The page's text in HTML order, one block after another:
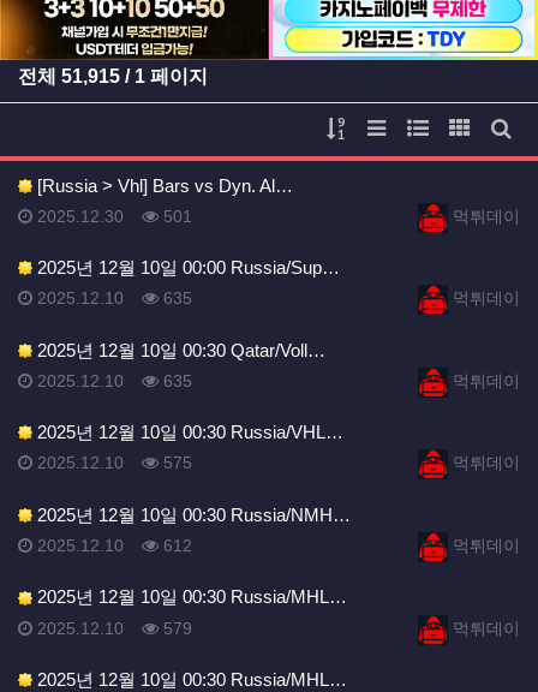
등록일 등록일
전체 51,915 / 1 페이지
게시물 정렬
리스트 스타일
웹진 스타일
갤러리
게
[Russia > Vhl] Bars vs Dyn. Al…
등록자먹튀데이
등록일
2025.12.30 조회
501
2025년 12월 10일 00:00 Russia/Sup…
등록자먹튀데이
등록일
2025.12.10 조회
635
2025년 12월 10일 00:30 Qatar/Voll…
등록자먹튀데이
등록일
2025.12.10 조회
635
2025년 12월 10일 00:30 Russia/VHL…
등록자먹튀데이
등록일
2025.12.10 조회
575
2025년 12월 10일 00:30 Russia/NMH…
등록자먹튀데이
등록일
2025.12.10 조회
612
2025년 12월 10일 00:30 Russia/MHL…
등록자먹튀데이
등록일
2025.12.10 조회
579
2025년 12월 10일 00:30 Russia/MHL…